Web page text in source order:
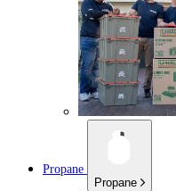
Propane
Propane